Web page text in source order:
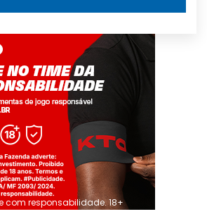
com responsabilidade. 18+